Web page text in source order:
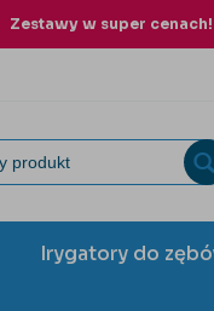
Zestawy w super cenach!
Irygatory do